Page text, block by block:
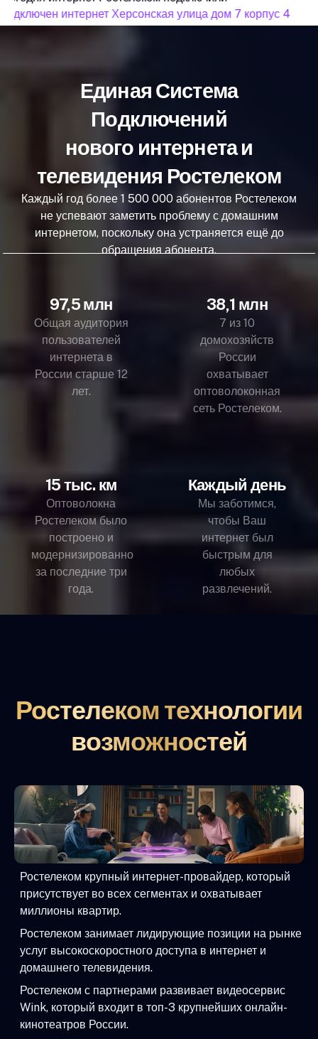
интернет Херсонская улица дом 7 корпус 4
Единая Система
Подключений
нового интернета и
телевидения Ростелеком
Каждый год более 1 500 000 абонентов Ростелеком
не успевают заметить проблему с домашним
интернетом, поскольку она устраняется ещё до
обращения абонента.
97,5 млн
Общая аудитория
пользователей
интернета в
России старше 12
лет.
38,1 млн
7 из 10
домохозяйств
России
охватывает
оптоволоконная
сеть Ростелеком.
15 тыс. км
Оптоволокна
Ростелеком было
построено и
модернизированно
за последние три
года.
Каждый день
Мы заботимся,
чтобы Ваш
интернет был
быстрым для
любых
развлечений.
Ростелеком технологии
возможностей
Ростелеком крупный интернет-провайдер, который
присутствует во всех сегментах и охватывает
миллионы квартир.
Ростелеком занимает лидирующие позиции на рынке
услуг высокоскоростного доступа в интернет и
домашнего телевидения.
Ростелеком с партнерами развивает видеосервис
Wink, который входит в топ-3 крупнейших онлайн-
кинотеатров России.